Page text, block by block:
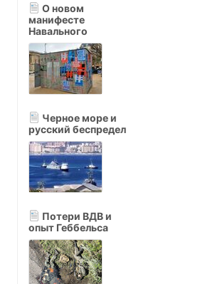
О новом
манифесте
Навального
Черное море и
русский беспредел
Потери ВДВ и
опыт Геббельса